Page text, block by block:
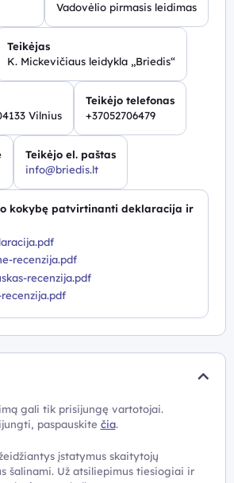
Vadovėlio pirmasis leidimas
Teikėjas
K. Mickevičiaus leidykla „Briedis“
Vilnius
Teikėjo telefonas
+37052706479
Teikėjo el. paštas
info@briedis.lt
kokybę patvirtinanti deklaracija ir
recenzija.pdf
recenzija.pdf
gali tik prisijungę vartotojai.
paspauskite čia.
įstatymus skaitytojų
šalinami. Už atsiliepimus tiesiogiai ir